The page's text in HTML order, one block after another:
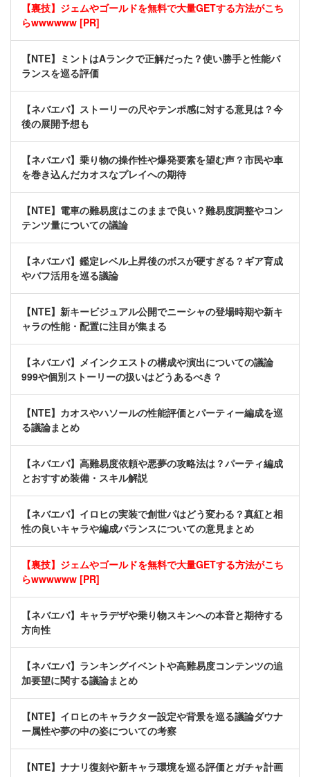
【裏技】ジェムやゴールドを無料で大量GETする方法がこち
らwwwwww [PR]
【NTE】ミントはAランクで正解だった？使い勝手と性能バ
ランスを巡る評価
【ネバエバ】ストーリーの尺やテンポ感に対する意見は？今
後の展開予想も
【ネバエバ】乗り物の操作性や爆発要素を望む声？市民や車
を巻き込んだカオスなプレイへの期待
【NTE】電車の難易度はこのままで良い？難易度調整やコン
テンツ量についての議論
【ネバエバ】鑑定レベル上昇後のボスが硬すぎる？ギア育成
やバフ活用を巡る議論
【NTE】新キービジュアル公開でニーシャの登場時期や新キ
ャラの性能・配置に注目が集まる
【ネバエバ】メインクエストの構成や演出についての議論
999や個別ストーリーの扱いはどうあるべき？
【NTE】カオスやハソールの性能評価とパーティー編成を巡
る議論まとめ
【ネバエバ】高難易度依頼や悪夢の攻略法は？パーティ編成
とおすすめ装備・スキル解説
【ネバエバ】イロヒの実装で創世パはどう変わる？真紅と相
性の良いキャラや編成バランスについての意見まとめ
【裏技】ジェムやゴールドを無料で大量GETする方法がこち
らwwwwww [PR]
【ネバエバ】キャラデザや乗り物スキンへの本音と期待する
方向性
【ネバエバ】ランキングイベントや高難易度コンテンツの追
加要望に関する議論まとめ
【NTE】イロヒのキャラクター設定や背景を巡る議論ダウナ
ー属性や夢の中の姿についての考察
【NTE】ナナリ復刻や新キャラ環境を巡る評価とガチャ計画